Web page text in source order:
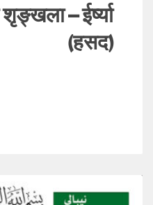
– ईर्ष्या
(हसद)